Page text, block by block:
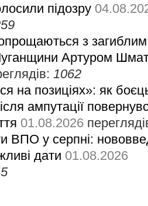
підозру
з загиблим
Артуром
1062
на позиціях»: як
ампутації
01.08.2026
ВПО у серпні:
дати 01.08.2026